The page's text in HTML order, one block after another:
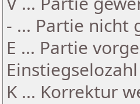
- ... Partie nicht
E ... Partie
K ... Korrektur